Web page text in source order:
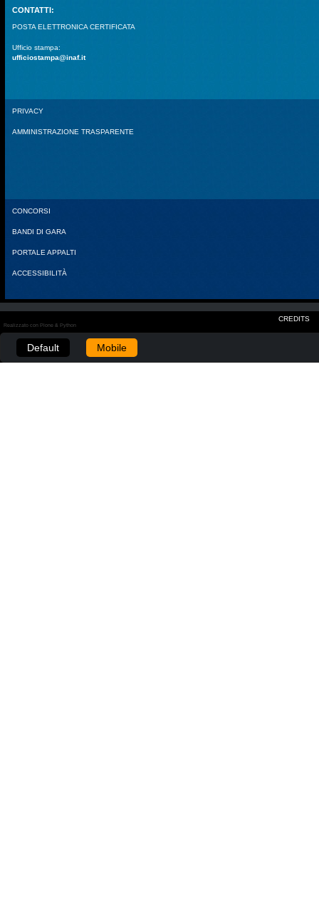
CONTATTI:
POSTA ELETTRONICA CERTIFICATA
Ufficio stampa:
ufficiostampa@inaf.it
PRIVACY
AMMINISTRAZIONE TRASPARENTE
CONCORSI
BANDI DI GARA
PORTALE APPALTI
ACCESSIBILITÀ
CREDITS
Realizzato con Plone & Python
Default Mobile